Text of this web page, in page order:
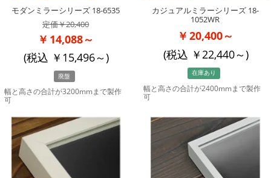
モダンミラーシリーズ 18-6535
20,400
14,088～
(税込
15,496～)
廃盤
幅と高さの合計が3200mmまで製作
可
カジュアルミラーシリーズ 18-
1052WR
20,400～
(税込
22,440～)
在庫あり
幅と高さの合計が2400mmまで製作
可